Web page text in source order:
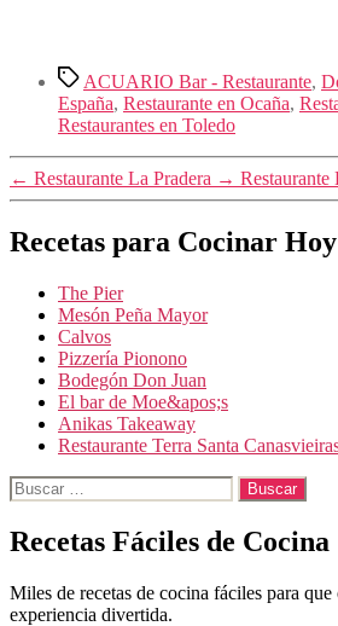
Etiquetas
ACUARIO Bar - Restaurante,
España, Restaurante en Ocaña,
Restaurantes en Toledo
← Restaurante La Pradera → Restaurante
Recetas para Cocinar Hoy
The Pier
Mesón Peña Mayor
Calvos
Pizzería Pionono
Bodegón Don Juan
El bar de Moe&apos;s
Anikas Takeaway
Restaurante Terra Santa
Buscar:
Recetas Fáciles de Cocina
Miles de recetas de cocina fáciles para que
experiencia divertida.